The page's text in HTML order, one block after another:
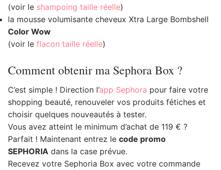
(voir le shampoing taille réelle)
la mousse volumisante cheveux Xtra Large Bombshell
Color Wow
(voir le flacon taille réelle)
Comment obtenir ma Sephora Box ?
C’est simple ! Direction l’app Sephora pour faire votre
shopping beauté, renouveler vos produits fétiches et
choisir quelques nouveautés à tester.
Vous avez atteint le minimum d’achat de 119 € ?
Parfait ! Maintenant entrez le code promo
SEPHORIA dans la case prévue.
Recevez votre Sephoria Box avec votre commande